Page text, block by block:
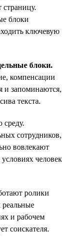
блоки
ключевую
блоки.
компенсации
и запоминаются,
текста.
среду.
сотрудников,
вовлекают
человек
ролики
и рабочем
соискателя.